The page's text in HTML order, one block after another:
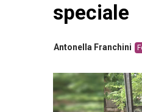
speciale
Antonella Franchini